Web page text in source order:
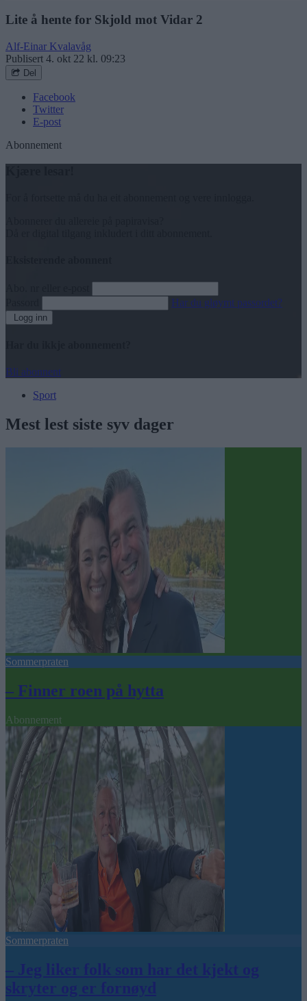
Lite å hente for Skjold mot Vidar 2
Alf-Einar Kvalavåg
Publisert 4. okt 22 kl. 09:23
Del
Facebook
Twitter
E-post
Abonnement
Har du gløymt passordet?
Logg inn
Bli abonnent
Sport
Mest lest siste syv dager
Sommerpraten
– Finner roen på hytta
Abonnement
Sommerpraten
– Jeg liker folk som har det kjekt og
skryter og er fornøyd